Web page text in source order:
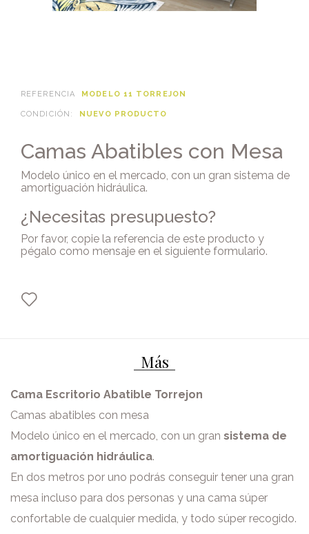
REFERENCIA MODELO 11 TORREJON
CONDICIÓN: NUEVO PRODUCTO
Camas Abatibles con Mesa
Modelo único en el mercado, con un gran sistema de
amortiguación hidráulica.
¿Necesitas presupuesto?
Por favor, copie la referencia de este producto y
pégalo como mensaje en el siguiente formulario.
Más
Cama Escritorio Abatible Torrejon
Camas abatibles con mesa
Modelo único en el mercado, con un gran sistema de
amortiguación hidráulica.
En dos metros por uno podrás conseguir tener una gran
mesa incluso para dos personas y una cama súper
confortable de cualquier medida, y todo súper recogido.